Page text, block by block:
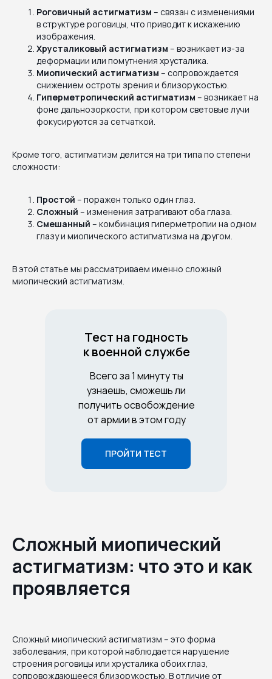
Роговичный астигматизм – связан с изменениями
в структуре роговицы, что приводит к искажению
изображения.
Хрусталиковый астигматизм – возникает из-за
деформации или помутнения хрусталика.
Миопический астигматизм – сопровождается
снижением остроты зрения и близорукостью.
Гиперметропический астигматизм – возникает на
фоне дальнозоркости, при котором световые лучи
фокусируются за сетчаткой.
Кроме того, астигматизм делится на три типа по степени
сложности:
Простой – поражен только один глаз.
Сложный – изменения затрагивают оба глаза.
Смешанный – комбинация гиперметропии на одном
глазу и миопического астигматизма на другом.
В этой статье мы рассматриваем именно сложный
миопический астигматизм.
ПРОЙТИ ТЕСТ
Тест на годность
к военной службе
Всего за 1 минуту ты
узнаешь, сможешь ли
получить освобождение
от армии в этом году
Сложный миопический
астигматизм: что это и как
проявляется
Сложный миопический астигматизм – это форма
заболевания, при которой наблюдается нарушение
строения роговицы или хрусталика обоих глаз,
сопровождающееся близорукостью. В отличие от